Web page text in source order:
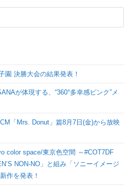
園 決勝大会の結果発表！
が体現する、“360°多幸感ピンク”メ
「Mrs. Donut」篇8月7日(金)から放映
color space/東京色空間 ～#COT7DF
NON-NO」と組み「ソニーイメージ
作を発表！